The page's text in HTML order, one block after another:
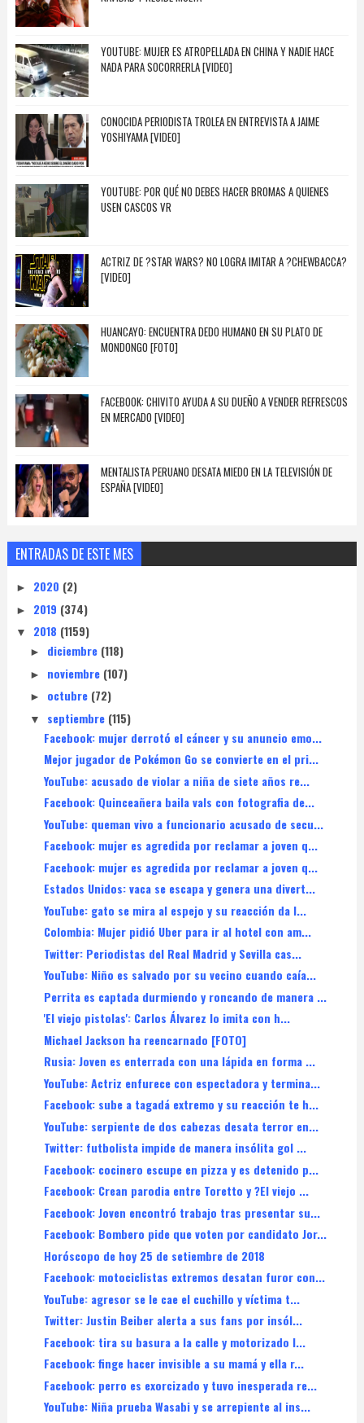
YOUTUBE: MUJER ES ATROPELLADA EN CHINA Y NADIE HACE
NADA PARA SOCORRERLA [VIDEO]
CONOCIDA PERIODISTA TROLEA EN ENTREVISTA A JAIME
YOSHIYAMA [VIDEO]
YOUTUBE: POR QUÉ NO DEBES HACER BROMAS A QUIENES
USEN CASCOS VR
ACTRIZ DE ?STAR WARS? NO LOGRA IMITAR A ?CHEWBACCA?
[VIDEO]
HUANCAYO: ENCUENTRA DEDO HUMANO EN SU PLATO DE
MONDONGO [FOTO]
FACEBOOK: CHIVITO AYUDA A SU DUEÑO A VENDER REFRESCOS
EN MERCADO [VIDEO]
MENTALISTA PERUANO DESATA MIEDO EN LA TELEVISIÓN DE
ESPAÑA [VIDEO]
ENTRADAS DE ESTE MES
► 2020 (2)
► 2019 (374)
▼ 2018 (1159)
► diciembre (118)
► noviembre (107)
► octubre (72)
▼ septiembre (115)
Facebook: mujer derrotó el cáncer y su anuncio emo...
Mejor jugador de Pokémon Go se convierte en el pri...
YouTube: acusado de violar a niña de siete años re...
Facebook: Quinceañera baila vals con fotografia de...
YouTube: queman vivo a funcionario acusado de secu...
Facebook: mujer es agredida por reclamar a joven q...
Facebook: mujer es agredida por reclamar a joven q...
Estados Unidos: vaca se escapa y genera una divert...
YouTube: gato se mira al espejo y su reacción da l...
Colombia: Mujer pidió Uber para ir al hotel con am...
Twitter: Periodistas del Real Madrid y Sevilla cas...
YouTube: Niño es salvado por su vecino cuando caía...
Perrita es captada durmiendo y roncando de manera ...
'El viejo pistolas': Carlos Álvarez lo imita con h...
Michael Jackson ha reencarnado [FOTO]
Rusia: Joven es enterrada con una lápida en forma ...
YouTube: Actriz enfurece con espectadora y termina...
Facebook: sube a tagadá extremo y su reacción te h...
YouTube: serpiente de dos cabezas desata terror en...
Twitter: futbolista impide de manera insólita gol ...
Facebook: cocinero escupe en pizza y es detenido p...
Facebook: Crean parodia entre Toretto y ?El viejo ...
Facebook: Joven encontró trabajo tras presentar su...
Facebook: Bombero pide que voten por candidato Jor...
Horóscopo de hoy 25 de setiembre de 2018
Facebook: motociclistas extremos desatan furor con...
YouTube: agresor se le cae el cuchillo y víctima t...
Twitter: Justin Beiber alerta a sus fans por insól...
Facebook: tira su basura a la calle y motorizado l...
Facebook: finge hacer invisible a su mamá y ella r...
Facebook: perro es exorcizado y tuvo inesperada re...
YouTube: Niña prueba Wasabi y se arrepiente al ins...